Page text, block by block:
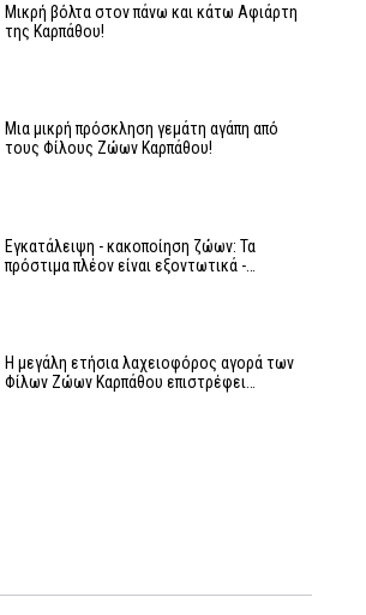
Μικρή βόλτα στον πάνω και κάτω Αφιάρτη
της Καρπάθου!
Μια μικρή πρόσκληση γεμάτη αγάπη από
τους Φίλους Ζώων Καρπάθου!
Εγκατάλειψη - κακοποίηση ζώων: Τα
πρόστιμα πλέον είναι εξοντωτικά -…
Η μεγάλη ετήσια λαχειοφόρος αγορά των
Φίλων Ζώων Καρπάθου επιστρέφει…